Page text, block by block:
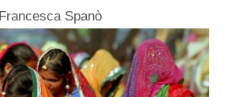
Francesca Spanò